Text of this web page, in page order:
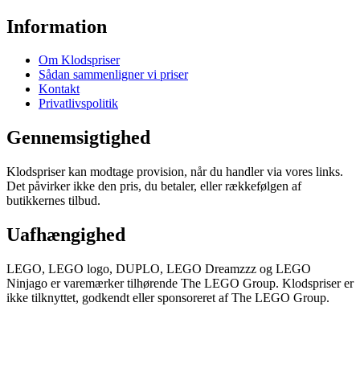
Information
Om Klodspriser
Sådan sammenligner vi priser
Kontakt
Privatlivspolitik
Gennemsigtighed
Klodspriser kan modtage provision, når du handler via vores links.
Det påvirker ikke den pris, du betaler, eller rækkefølgen af
butikkernes tilbud.
Uafhængighed
LEGO, LEGO logo, DUPLO, LEGO Dreamzzz og LEGO
Ninjago er varemærker tilhørende The LEGO Group. Klodspriser er
ikke tilknyttet, godkendt eller sponsoreret af The LEGO Group.